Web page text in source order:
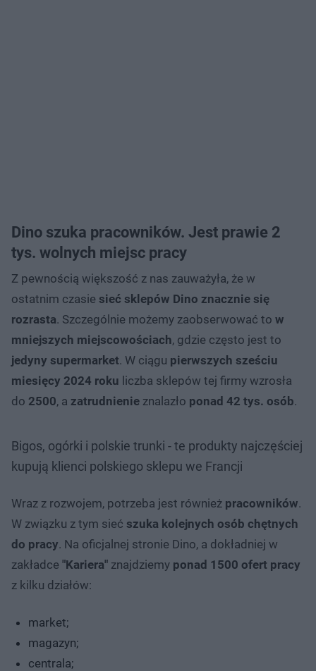
Dino szuka pracowników. Jest prawie 2
tys. wolnych miejsc pracy
Z pewnością większość z nas zauważyła, że w
ostatnim czasie sieć sklepów Dino znacznie się
rozrasta. Szczególnie możemy zaobserwować to w
mniejszych miejscowościach, gdzie często jest to
jedyny supermarket. W ciągu pierwszych sześciu
miesięcy 2024 roku liczba sklepów tej firmy wzrosła
do 2500, a zatrudnienie znalazło ponad 42 tys. osób.
Bigos, ogórki i polskie trunki - te produkty najczęściej
kupują klienci polskiego sklepu we Francji
Wraz z rozwojem, potrzeba jest również pracowników.
W związku z tym sieć szuka kolejnych osób chętnych
do pracy. Na oficjalnej stronie Dino, a dokładniej w
zakładce "Kariera" znajdziemy ponad 1500 ofert pracy
z kilku działów:
market;
magazyn;
centrala;